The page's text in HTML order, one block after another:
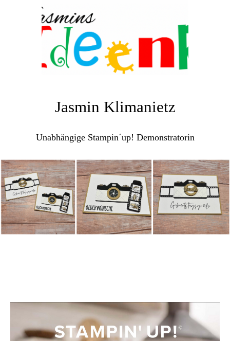
Jasmin Klimanietz
Unabhängige Stampin´up! Demonstratorin